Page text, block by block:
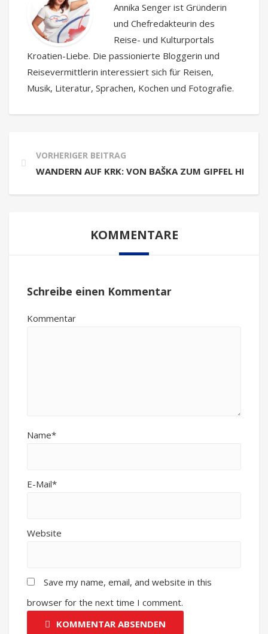
Annika Senger ist Gründerin
und Chefredakteurin des
Reise- und Kulturportals
Kroatien-Liebe. Die passionierte Bloggerin und
Reisevermittlerin interessiert sich für Reisen,
Musik, Literatur, Sprachen, Kochen und Fotografie.
VORHERIGER BEITRAG
WANDERN AUF KRK: VON BAŠKA ZUM GIPFEL HLAM
KOMMENTARE
Schreibe einen Kommentar
Kommentar
Name*
E-Mail*
Website
Save my name, email, and website in this
browser for the next time I comment.
KOMMENTAR ABSENDEN